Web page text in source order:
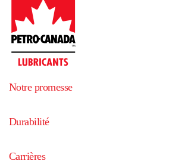
Notre promesse
Durabilité
Carrières